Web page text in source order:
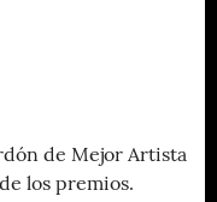
de Mejor Artista
los premios.